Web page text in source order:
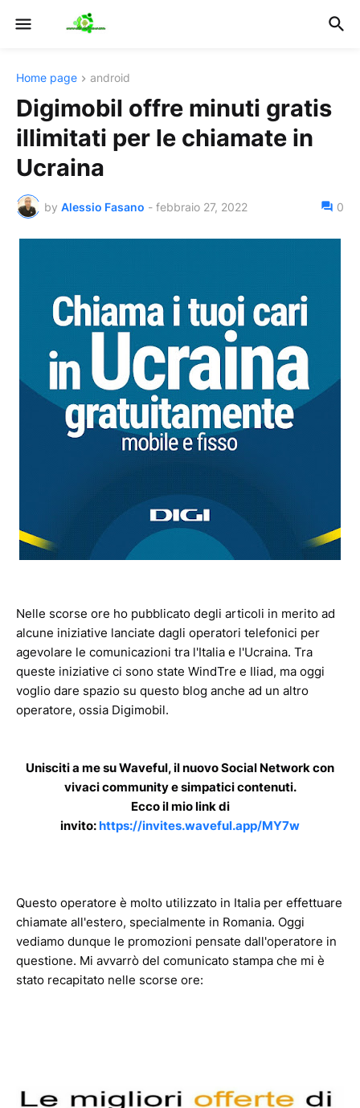
Home page android
Digimobil offre minuti gratis
illimitati per le chiamate in
Ucraina
by Alessio Fasano - febbraio 27, 2022 0
Nelle scorse ore ho pubblicato degli articoli in merito ad
alcune iniziative lanciate dagli operatori telefonici per
agevolare le comunicazioni tra l'Italia e l'Ucraina. Tra
queste iniziative ci sono state WindTre e Iliad, ma oggi
voglio dare spazio su questo blog anche ad un altro
operatore, ossia Digimobil.
Unisciti a me su Waveful, il nuovo Social Network con
vivaci community e simpatici contenuti.
Ecco il mio link di
invito: https://invites.waveful.app/MY7w
Questo operatore è molto utilizzato in Italia per effettuare
chiamate all'estero, specialmente in Romania. Oggi
vediamo dunque le promozioni pensate dall'operatore in
questione. Mi avvarrò del comunicato stampa che mi è
stato recapitato nelle scorse ore: